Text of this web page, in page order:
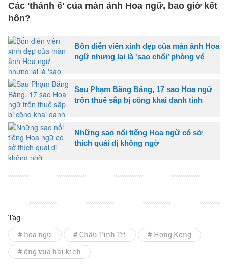
Các 'thánh ế' của màn ảnh Hoa ngữ, bao giờ kết
hôn?
Bốn diễn viên xinh đẹp của màn ảnh Hoa
ngữ nhưng lại là 'sao chổi’ phòng vé
Sau Phạm Băng Băng, 17 sao Hoa ngữ
trốn thuế sắp bị công khai danh tính
Những sao nổi tiếng Hoa ngữ có sở
thích quái dị không ngờ
Tag
# hoa ngữ # Châu Tinh Trì
# Hong Kong
# ông vua hài kich